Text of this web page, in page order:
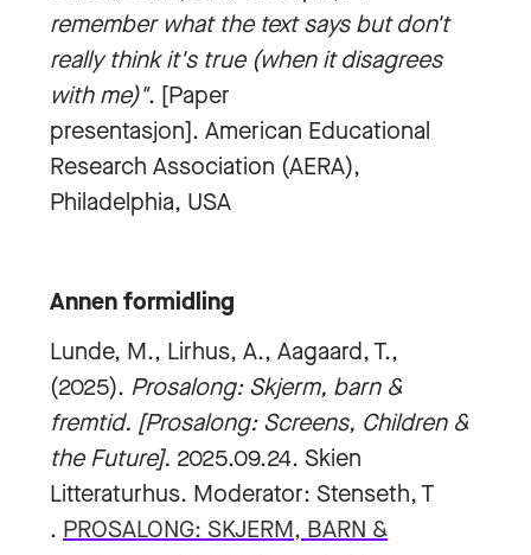
remember what the text says but don't
really think it's true (when it disagrees
with me)". [Paper
presentasjon]. American Educational
Research Association (AERA),
Philadelphia, USA
Annen formidling
Lunde, M., Lirhus, A., Aagaard, T.,
(2025). Prosalong: Skjerm, barn &
fremtid. [Prosalong: Screens, Children &
the Future]. 2025.09.24. Skien
Litteraturhus. Moderator: Stenseth, T
. PROSALONG: SKJERM, BARN &